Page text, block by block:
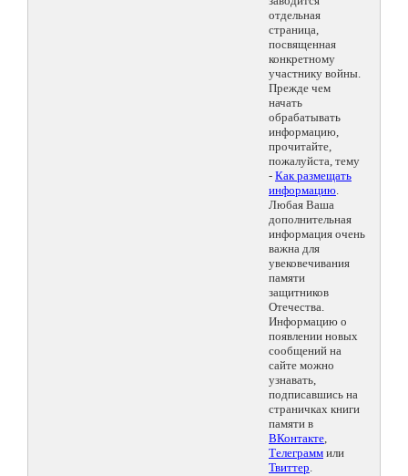
отдельная
страница,
посвященная
конкретному
участнику войны.
Прежде чем
начать
обрабатывать
информацию,
прочитайте,
пожалуйста, тему
- Как размещать
информацию.
Любая Ваша
дополнительная
информация очень
важна для
увековечивания
памяти
защитников
Отечества.
Информацию о
появлении новых
сообщений на
сайте можно
узнавать,
подписавшись на
страничках книги
памяти в
ВКонтакте,
Телеграмм или
Твиттер.